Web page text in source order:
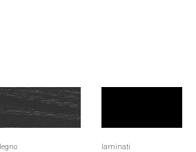
legno
laminati